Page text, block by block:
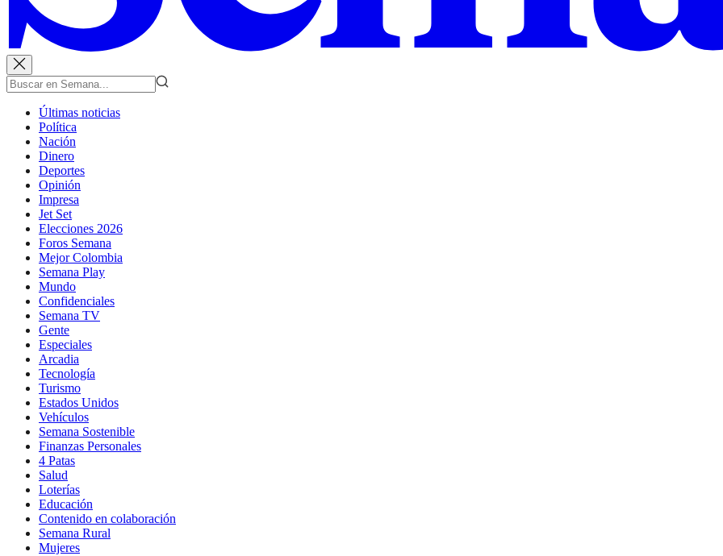
Últimas noticias
Política
Nación
Dinero
Deportes
Opinión
Impresa
Jet Set
Elecciones 2026
Foros Semana
Mejor Colombia
Semana Play
Mundo
Confidenciales
Semana TV
Gente
Especiales
Arcadia
Tecnología
Turismo
Estados Unidos
Vehículos
Semana Sostenible
Finanzas Personales
4 Patas
Salud
Loterías
Educación
Contenido en colaboración
Semana Rural
Mujeres